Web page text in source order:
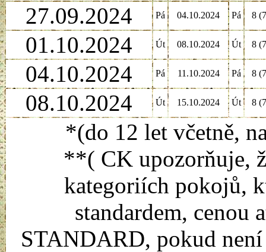
27.09.2024 Pá 04.10.2024 Pá 8
01.10.2024 Út 08.10.2024 Út 8
04.10.2024 Pá 11.10.2024 Pá 8
08.10.2024 Út 15.10.2024 Út 8
*(do 12 let včetně,
**( CK upozorňuje,
kategoriích pokojů,
standardem,
STANDARD, pokud